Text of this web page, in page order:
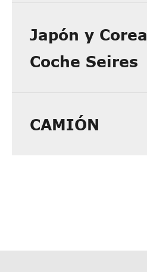
Japón y Corea
Coche Seires
CAMIÓN